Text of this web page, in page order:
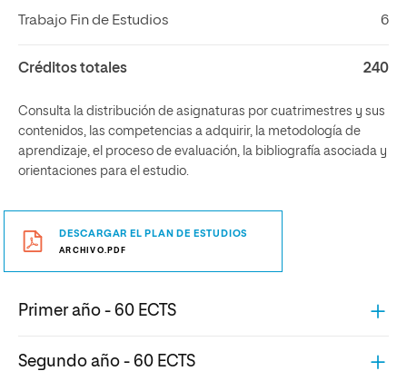
Trabajo Fin de Estudios 6
Créditos totales 240
Consulta la distribución de asignaturas por cuatrimestres y sus
contenidos, las competencias a adquirir, la metodología de
aprendizaje, el proceso de evaluación, la bibliografía asociada y
orientaciones para el estudio.
DESCARGAR EL PLAN DE ESTUDIOS
ARCHIVO.PDF
Primer año - 60 ECTS
Segundo año - 60 ECTS